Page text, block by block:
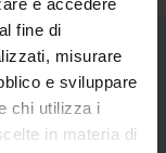
fine di
misurare
e sviluppare
chi utilizza i
in materia di